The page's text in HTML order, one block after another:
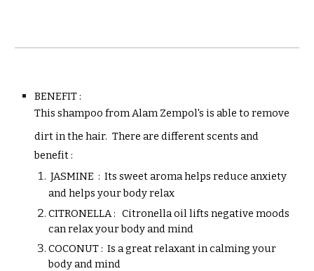
BENEFIT :
This shampoo from Alam Zempol's is able to remove
dirt in the hair. There are different scents and
benefit :
JASMINE : Its sweet aroma helps reduce anxiety
and helps your body relax
CITRONELLA: Citronella oil lifts negative moods
can relax your body and mind
COCONUT : Is a great relaxant in calming your
body and mind